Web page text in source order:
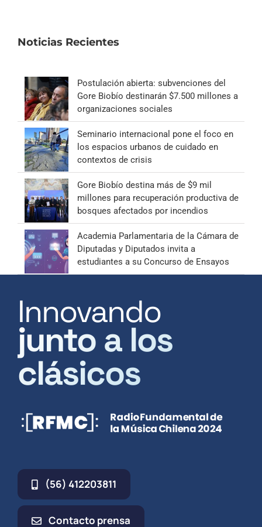
Noticias Recientes
Postulación abierta: subvenciones del
Gore Biobío destinarán $7.500 millones a
organizaciones sociales
Seminario internacional pone el foco en
los espacios urbanos de cuidado en
contextos de crisis
Gore Biobío destina más de $9 mil
millones para recuperación productiva de
bosques afectados por incendios
Academia Parlamentaria de la Cámara de
Diputadas y Diputados invita a
estudiantes a su Concurso de Ensayos
Innovando
junto a los
clásicos
(56) 412203811
Contacto prensa